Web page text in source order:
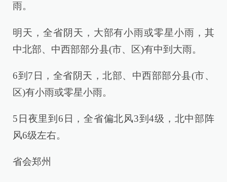
雨。
明天，全省阴天，大部有小雨或零星小雨，其
中北部、中西部部分县(市、区)有中到大雨。
6到7日，全省阴天，北部、中西部部分县(市、
区)有小雨或零星小雨。
5日夜里到6日，全省偏北风3到4级，北中部阵
风6级左右。
省会郑州